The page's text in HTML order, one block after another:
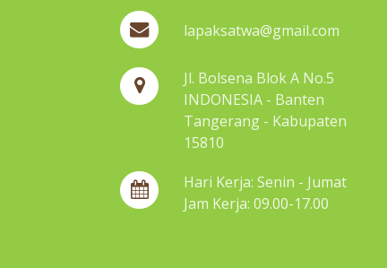
lapaksatwa@gmail.com
Jl. Bolsena Blok A No.5
INDONESIA - Banten
Tangerang - Kabupaten
15810
Hari Kerja: Senin - Jumat
Jam Kerja: 09.00-17.00